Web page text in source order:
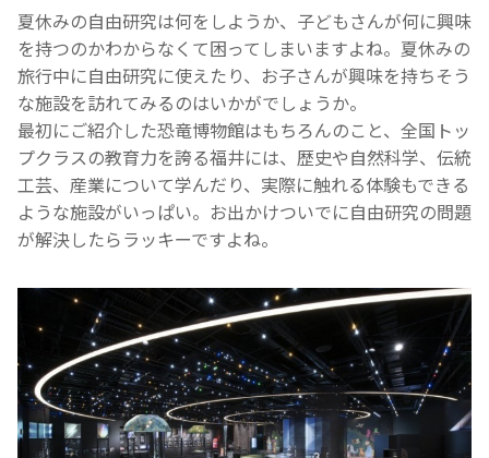
夏休みの自由研究は何をしようか、子どもさんが何に興味
を持つのかわからなくて困ってしまいますよね。夏休みの
旅行中に自由研究に使えたり、お子さんが興味を持ちそう
な施設を訪れてみるのはいかがでしょうか。
最初にご紹介した恐竜博物館はもちろんのこと、全国トッ
プクラスの教育力を誇る福井には、歴史や自然科学、伝統
工芸、産業について学んだり、実際に触れる体験もできる
ような施設がいっぱい。お出かけついでに自由研究の問題
が解決したらラッキーですよね。